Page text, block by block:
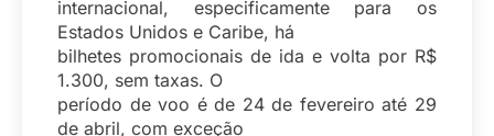
internacional, especificamente para os
Estados Unidos e Caribe, há
bilhetes promocionais de ida e volta por R$
1.300, sem taxas. O
período de voo é de 24 de fevereiro até 29
de abril, com exceção